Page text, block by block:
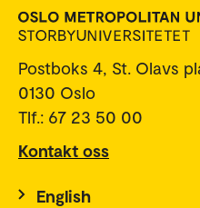
Postboks 4, St. Olavs
0130 Oslo
Tlf.: 67 23 50 00
Kontakt oss
English